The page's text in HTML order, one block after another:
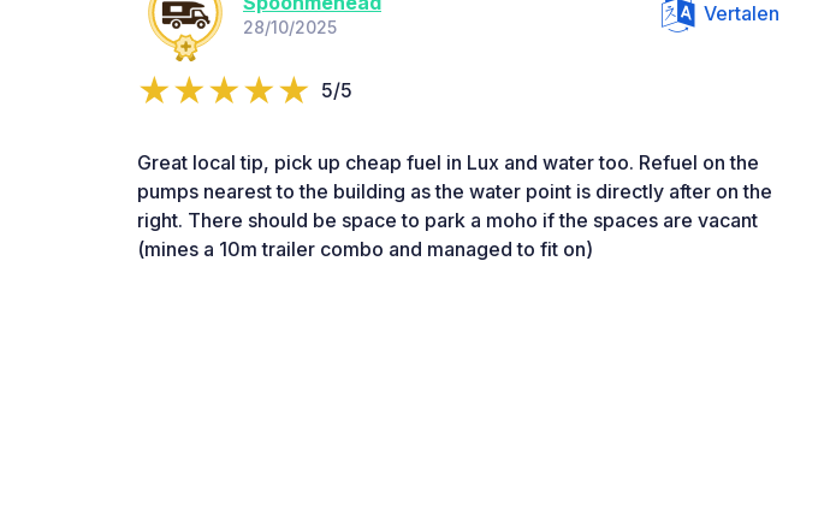
28/10/2025
Vertalen
5/5
Great local tip, pick up cheap fuel in Lux and water too. Refuel on the
pumps nearest to the building as the water point is directly after on the
right. There should be space to park a moho if the spaces are vacant
(mines a 10m trailer combo and managed to fit on)